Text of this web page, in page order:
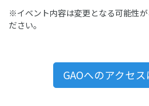
※イベント内容は変更となる可能性
ださい。
GAOへのアクセス